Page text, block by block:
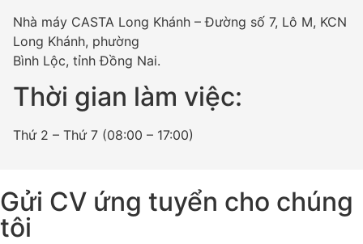
Nhà máy CASTA Long Khánh – Đường số 7, Lô M, KCN
Long Khánh, phường
Bình Lộc, tỉnh Đồng Nai.
Thời gian làm việc:
Thứ 2 – Thứ 7 (08:00 – 17:00)
Gửi CV ứng tuyển cho chúng
tôi